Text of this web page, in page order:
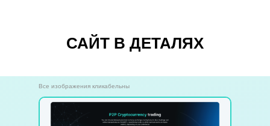
САЙТ В ДЕТАЛЯХ
Все изображения кликабельны